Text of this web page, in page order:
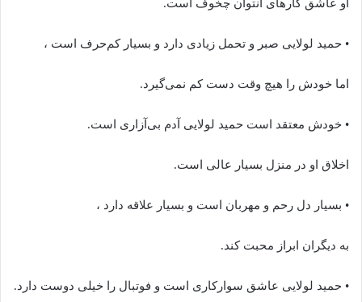
او عاشق کارهای آنتوان چخوف است.
• حمید لولایی صبر و تحمل زیادی دارد و بسیار کم‌حرف است ،
اما خودش را هیچ وقت دست کم نمی‌گیرد.
• خودش معتقد است حمید لولایی آدم بی‌آزاری است.
اخلاق او در منزل بسیار عالی است.
• بسیار دل رحم و مهربان است و بسیار علاقه دارد ،
به دیگران ابراز محبت کند.
• حمید لولایی عاشق سوارکاری است و فوتبال را خیلی دوست دارد.